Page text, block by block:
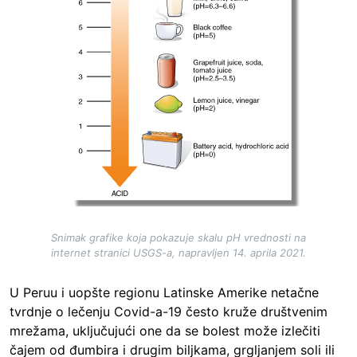
Snimak grafike koja pokazuje skalu pH vrednosti na
internet stranici USGS-a, napravljen 14. aprila 2021.
U Peruu i uopšte regionu Latinske Amerike netačne
tvrdnje o lečenju Covid-a-19 često kruže društvenim
mrežama, uključujući one da se bolest može izlečiti
čajem od đumbira i drugim biljkama, grgljanjem soli ili